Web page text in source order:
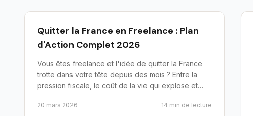
Quitter la France en Freelance : Plan
d'Action Complet 2026
Vous êtes freelance et l'idée de quitter la France
trotte dans votre tête depuis des mois ? Entre la
pression fiscale, le coût de la vie qui explose et
20 mars 2026 14 min de lecture